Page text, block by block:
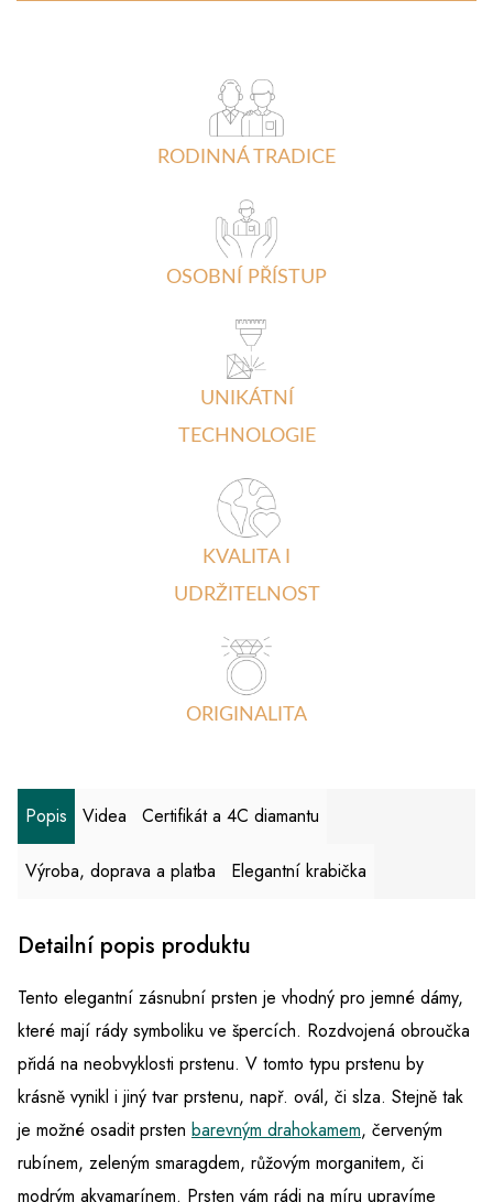
RODINNÁ TRADICE
OSOBNÍ PŘÍSTUP
UNIKÁTNÍ
TECHNOLOGIE
KVALITA I
UDRŽITELNOST
ORIGINALITA
Popis Videa Certifikát a 4C diamantu
Výroba, doprava a platba Elegantní krabička
Detailní popis produktu
Tento elegantní zásnubní prsten je vhodný pro jemné dámy,
které mají rády symboliku ve špercích. Rozdvojená obroučka
přidá na neobvyklosti prstenu. V tomto typu prstenu by
krásně vynikl i jiný tvar prstenu, např. ovál, či slza. Stejně tak
je možné osadit prsten barevným drahokamem, červeným
rubínem, zeleným smaragdem, růžovým morganitem, či
modrým akvamarínem. Prsten vám rádi na míru upravíme